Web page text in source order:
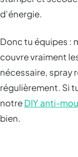
d’énergie.
Donc tu équipes :
couvre vraiment
nécessaire, spray
régulièrement. Si
notreDIY anti-
bien.